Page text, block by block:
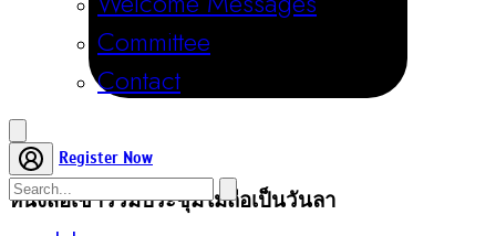
Welcome Messages
Committee
Contact
PDF
หนังสือเข้าร่วมประชุมไม่ถือเป็นวันลา